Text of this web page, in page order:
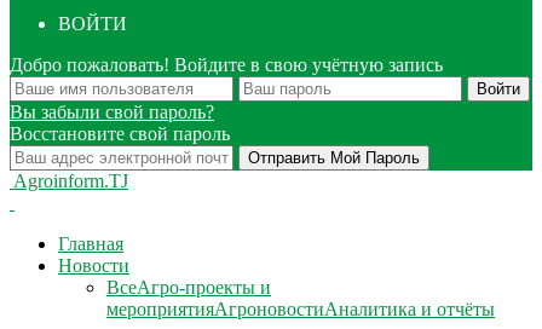
ВОЙТИ
Добро пожаловать! Войдите в свою учётную запись
Вы забыли свой пароль?
Восстановите свой пароль
Agroinform.TJ
Главная
Новости
ВсеАгро-проекты и
мероприятияАгроновостиАналитика и отчёты